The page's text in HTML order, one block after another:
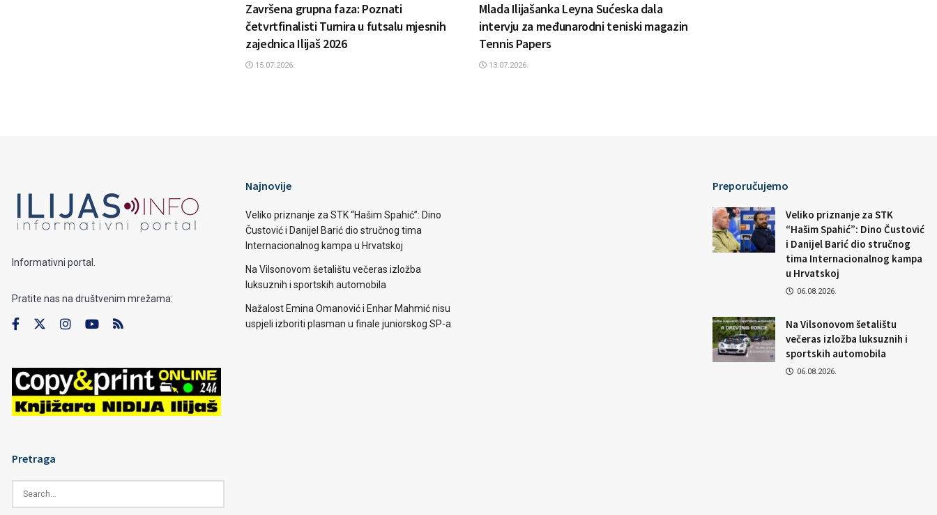
Završena grupna faza: Poznati
četvrtfinalisti Turnira u futsalu mjesnih
zajednica Ilijaš 2026
15.07.2026.
Mlada Ilijašanka Leyna Sućeska dala
intervju za međunarodni teniski magazin
Tennis Papers
13.07.2026.
Informativni portal.
Pratite nas na društvenim mrežama:
Pretraga
Najnovije
Veliko priznanje za STK “Hašim Spahić”: Dino
Čustović i Danijel Barić dio stručnog tima
Internacionalnog kampa u Hrvatskoj
Na Vilsonovom šetalištu večeras izložba
luksuznih i sportskih automobila
Nažalost Emina Omanović i Enhar Mahmić nisu
uspjeli izboriti plasman u finale juniorskog SP-a
Preporučujemo
Veliko priznanje za STK
“Hašim Spahić”: Dino Čustović
i Danijel Barić dio stručnog
tima Internacionalnog kampa
u Hrvatskoj
06.08.2026.
Na Vilsonovom šetalištu
večeras izložba luksuznih i
sportskih automobila
06.08.2026.